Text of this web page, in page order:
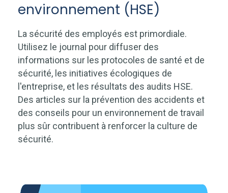
environnement (HSE)
La sécurité des employés est primordiale.
Utilisez le journal pour diffuser des
informations sur les protocoles de santé et de
sécurité, les initiatives écologiques de
l'entreprise, et les résultats des audits HSE.
Des articles sur la prévention des accidents et
des conseils pour un environnement de travail
plus sûr contribuent à renforcer la culture de
sécurité.